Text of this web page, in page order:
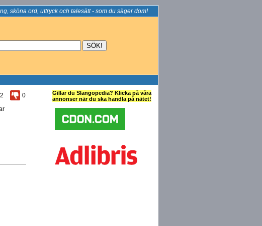
sköna ord, uttryck och talesätt - som du säger dom!
2
0
Gillar du Slangopedia? Klicka på våra
annonser när du ska handla på nätet!